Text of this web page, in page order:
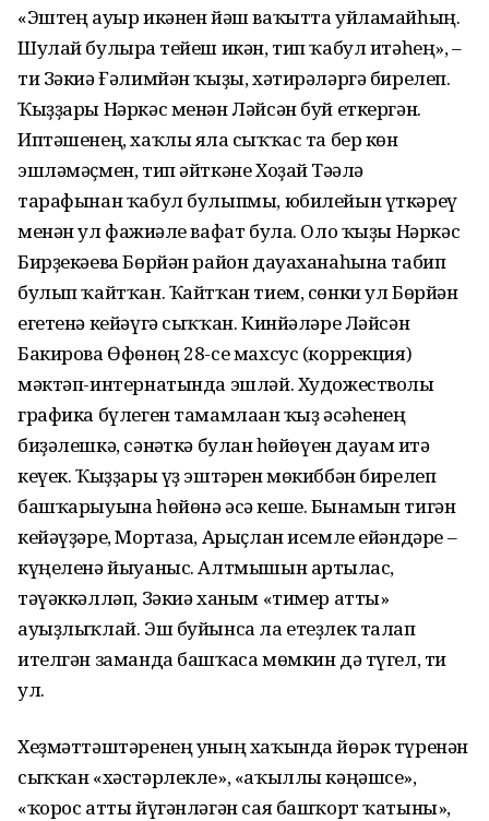
«Эштең ауыр икәнен йәш ваҡытта уйламайһың.
Шулай булырға тейеш икән, тип ҡабул итәһең», –
ти Зәкиә Ғәлимйән ҡыҙы, хәтирәләргә бирелеп.
Ҡыҙҙары Нәркәс менән Ләйсән буй еткергән.
Иптәшенең, хаҡлы ялға сыҡҡас та бер көн
эшләмәҫмен, тип әйткәне Хоҙай Тәғәлә
тарафынан ҡабул булыпмы, юбилейын үткәреү
менән ул фажиғәле вафат була. Оло ҡыҙы Нәркәс
Бирҙекәева Бөрйән район дауаханаһына табип
булып ҡайтҡан. Ҡайтҡан тием, сөнки ул Бөрйән
егетенә кейәүгә сыҡҡан. Кинйәләре Ләйсән
Бакирова Өфөнөң 28-се махсус (коррекция)
мәктәп-интернатында эшләй. Художестволы
графика бүлеген тамамлаған ҡыҙ әсәһенең
биҙәлешкә, сәнғәткә булған һөйөүен дауам итә
кеүек. Ҡыҙҙары үҙ эштәрен мөкиббән бирелеп
башҡарыуына һөйөнә әсә кеше. Бынамын тигән
кейәүҙәре, Мортаза, Арыҫлан исемле ейәндәре –
күңеленә йыуаныс. Алтмышын артылғас,
тәүәккәлләп, Зәкиә ханым «тимер атты»
ауыҙлыҡлай. Эш буйынса ла етеҙлек талап
ителгән заманда башҡаса мөмкин дә түгел, ти
ул.
Хеҙмәттәштәренең уның хаҡында йөрәк түренән
сыҡҡан «хәстәрлекле», «аҡыллы кәңәшсе»,
«ҡорос атты йүгәнләгән сая башҡорт ҡатыны»,